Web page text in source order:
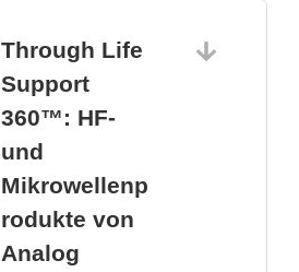
Through Life
Support
360™: HF-
und
Mikrowellenp
rodukte von
Analog